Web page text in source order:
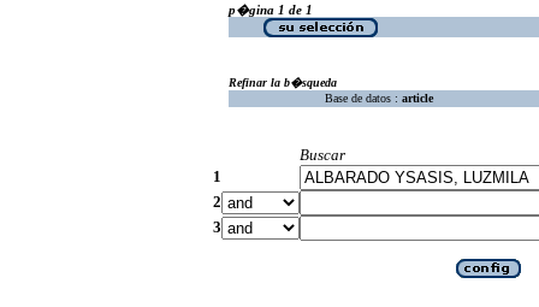
p�gina 1 de 1
Refinar la b�squeda
Base de datos : article
Buscar
1
2
3